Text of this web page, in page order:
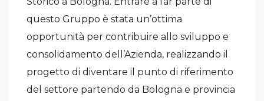
questo Gruppo è stata un’ottima
opportunità per contribuire allo sviluppo e
consolidamento dell’Azienda, realizzando il
progetto di diventare il punto di riferimento
del settore partendo da Bologna e provincia